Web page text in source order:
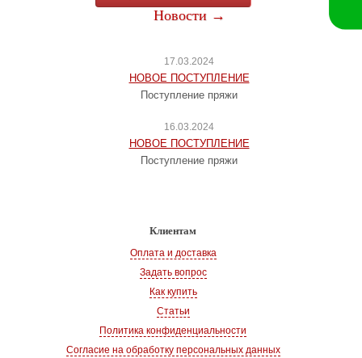
Новости →
17.03.2024
НОВОЕ ПОСТУПЛЕНИЕ
Поступление пряжи
16.03.2024
НОВОЕ ПОСТУПЛЕНИЕ
Поступление пряжи
Клиентам
Оплата и доставка
Задать вопрос
Как купить
Статьи
Политика конфиденциальности
Согласие на обработку персональных данных